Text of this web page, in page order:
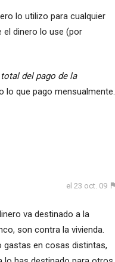
lo utilizo para cualquier
el dinero lo use (por
del pago de la
lo que pago mensualmente.
el 23 oct. 09
va destinado a la
son contra la vivienda.
gastas en cosas distintas,